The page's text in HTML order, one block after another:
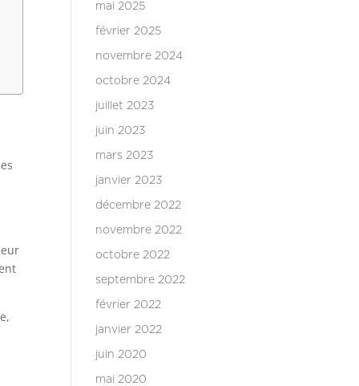
mai 2025
février 2025
novembre 2024
octobre 2024
juillet 2023
juin 2023
mars 2023
janvier 2023
décembre 2022
novembre 2022
octobre 2022
septembre 2022
février 2022
janvier 2022
juin 2020
mai 2020